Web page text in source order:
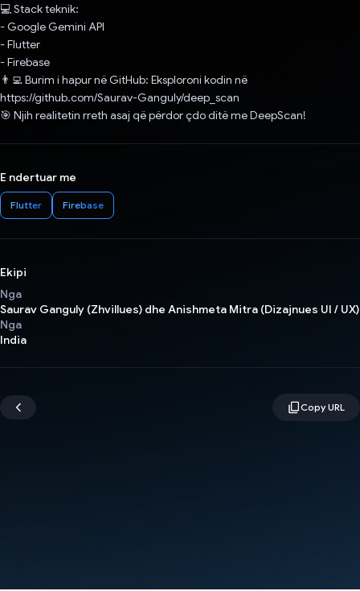
💻 Stack teknik:
- Google Gemini API
- Flutter
- Firebase
👨‍💻 Burim i hapur në GitHub: Eksploroni kodin në
https://github.com/Saurav-Ganguly/deep_scan
🎯 Njih realitetin rreth asaj që përdor çdo ditë me DeepScan!
E ndertuar me
Flutter Firebase
Ekipi
Nga
Saurav Ganguly (Zhvillues) dhe Anishmeta Mitra (Dizajnues UI / UX)
Nga
India